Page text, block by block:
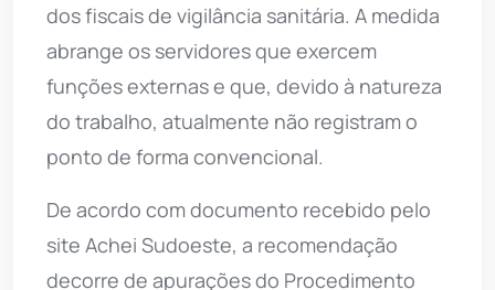
dos fiscais de vigilância sanitária. A medida
abrange os servidores que exercem
funções externas e que, devido à natureza
do trabalho, atualmente não registram o
ponto de forma convencional.
De acordo com documento recebido pelo
site Achei Sudoeste, a recomendação
decorre de apurações do Procedimento